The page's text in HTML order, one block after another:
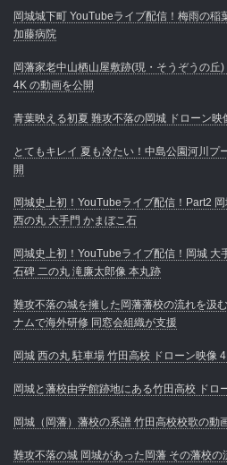
岡城城下町 YouTubeライブ配信！梅雨の稲
加藤病院
岡藩家老中山栖山屋敷跡(現・そうぞうの丘
4K の動画を公開
青葉映える初夏 難攻不落の岡城 ドローン映
とてもキレイ 夏も冷たい！中島公園河川プ
開
岡城史上初！YouTubeライブ配信！Part2
西の丸 大手門 かまぼこ石
岡城史上初！YouTubeライブ配信！岡城 大
石碑 二の丸 滝廉太郎像 本丸跡
難攻不落の城を擁した岡藩藩校の流れを汲
ナムで海外研修 同窓会組織が支援
岡城 西の丸 駐車場 竹田高校 ドローン映像
岡城と藩校由学館跡地にある竹田高校 ドロ
岡城（岡藩）藩校の系譜 竹田高校校歌の動
難攻不落の城 岡城があった岡藩 その藩校